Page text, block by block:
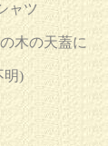
ャツ
の天蓋に
明)